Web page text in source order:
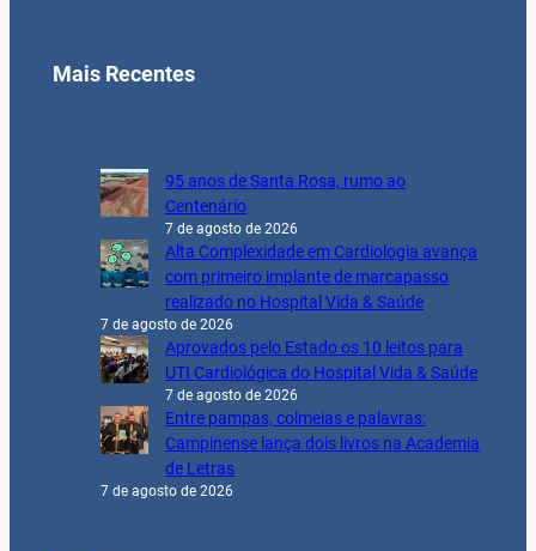
Mais Recentes
95 anos de Santa Rosa, rumo ao
Centenário
7 de agosto de 2026
Alta Complexidade em Cardiologia avança
com primeiro implante de marcapasso
realizado no Hospital Vida & Saúde
7 de agosto de 2026
Aprovados pelo Estado os 10 leitos para
UTI Cardiológica do Hospital Vida & Saúde
7 de agosto de 2026
Entre pampas, colmeias e palavras:
Campinense lança dois livros na Academia
de Letras
7 de agosto de 2026